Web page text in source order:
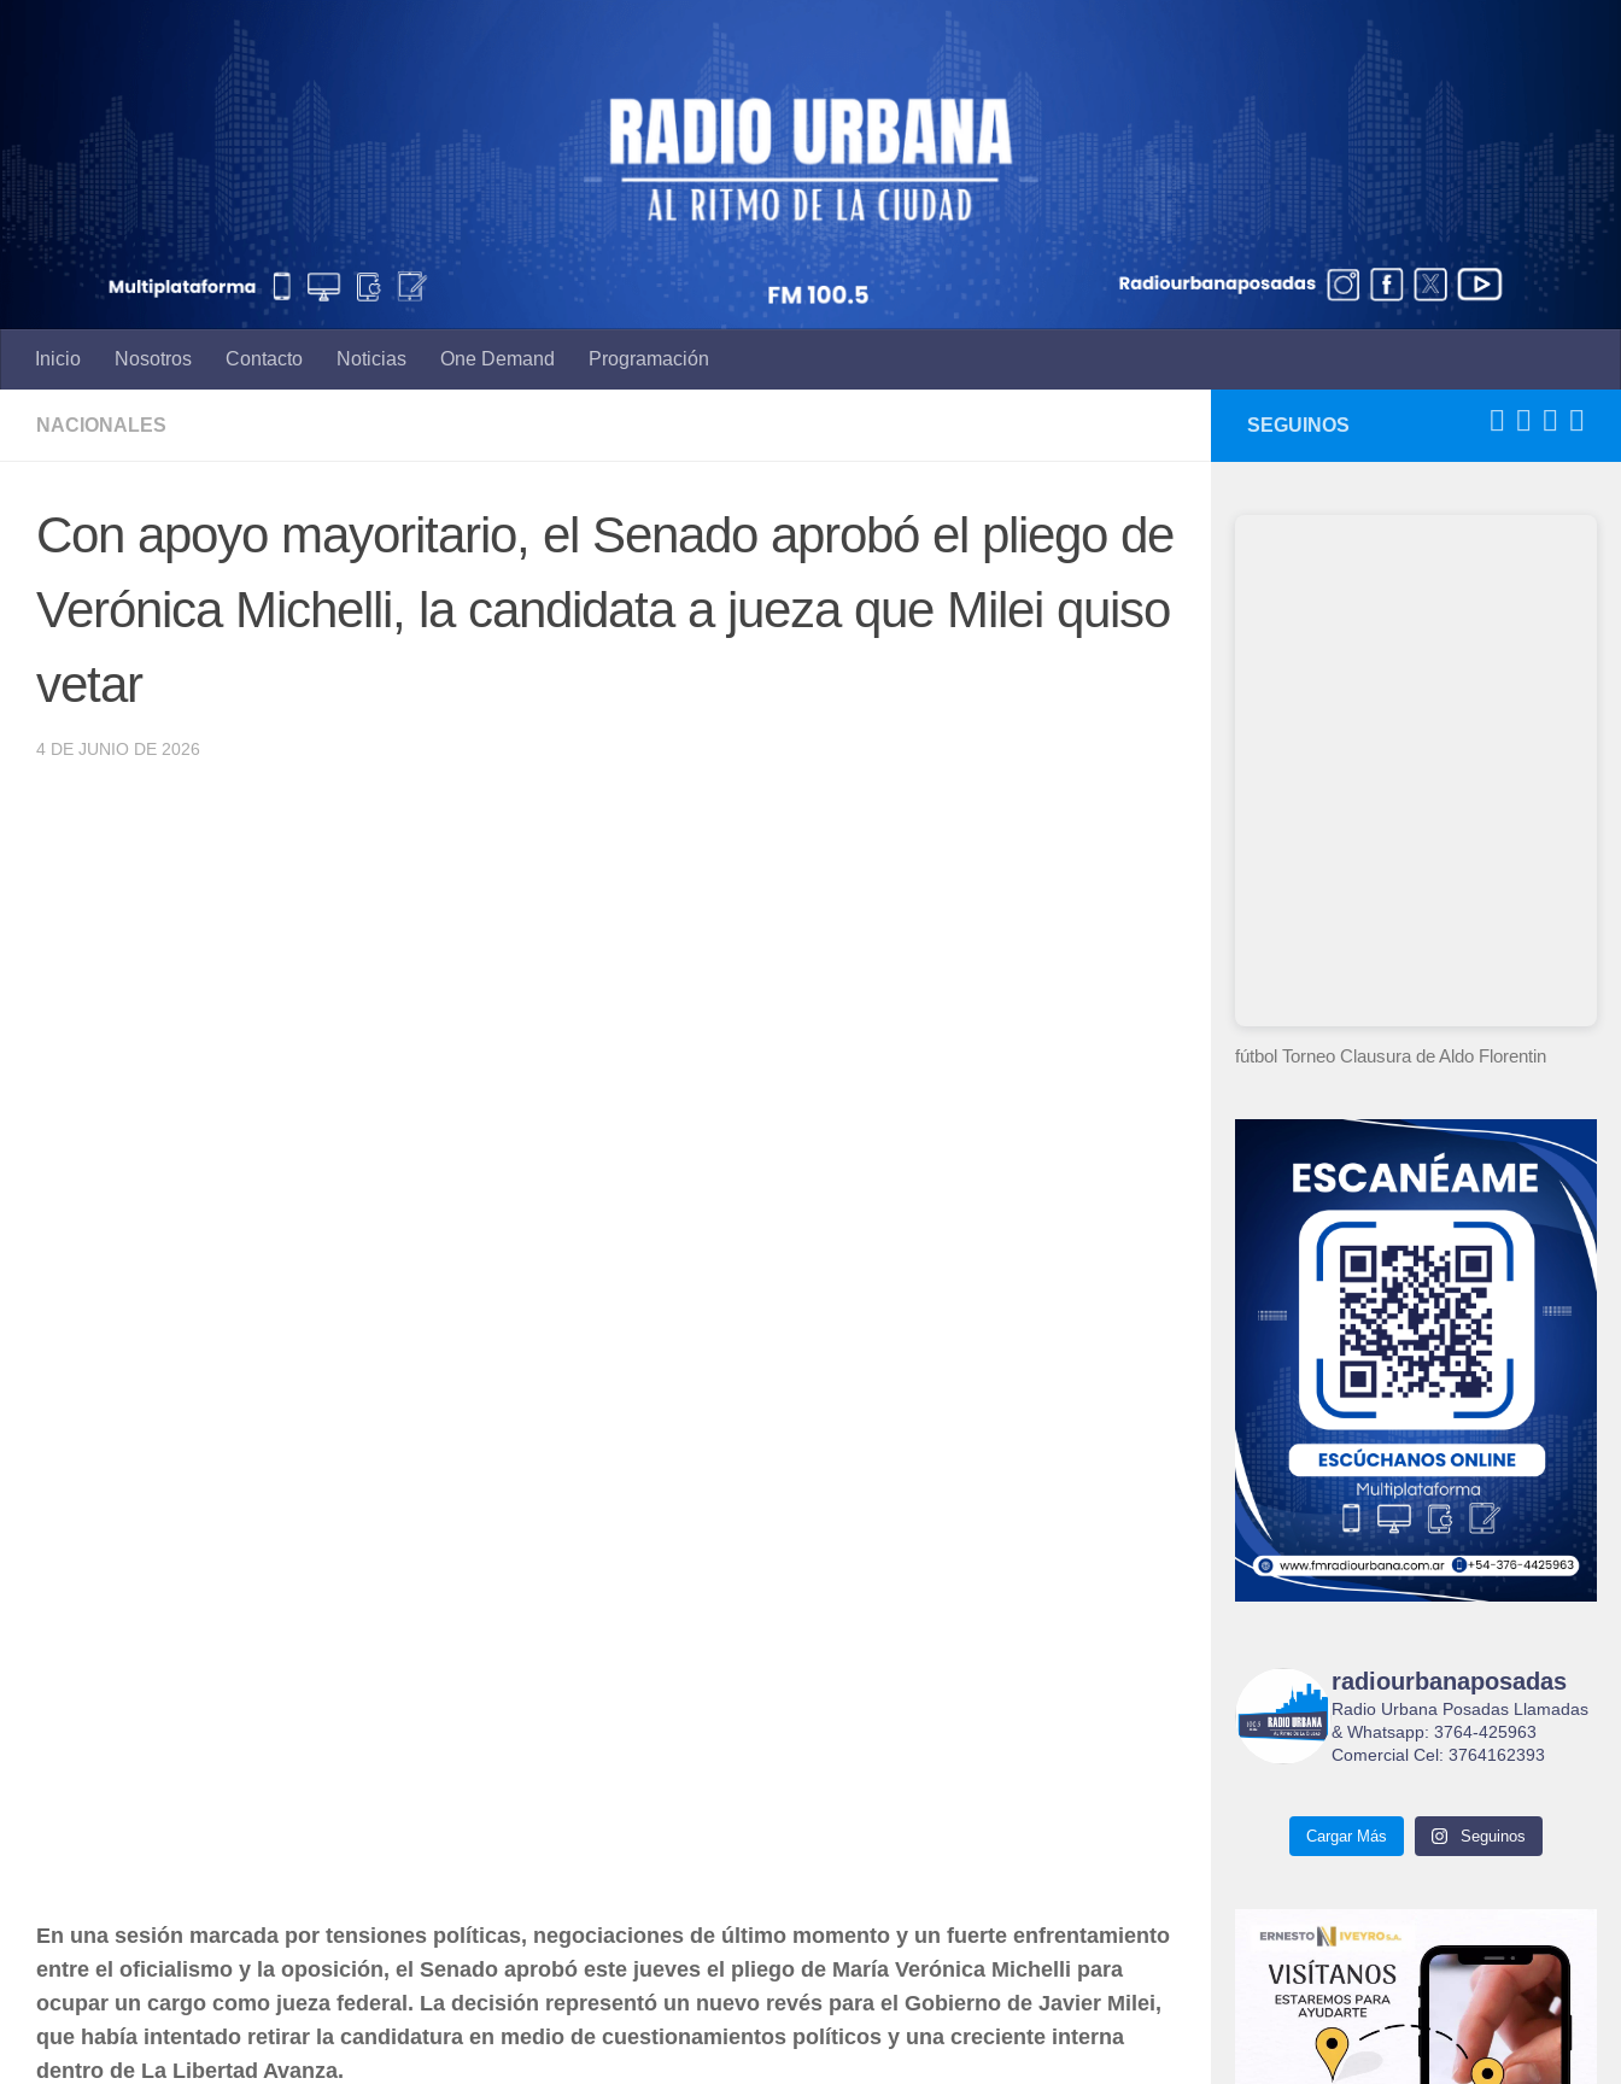
Inicio Nosotros Contacto Noticias One Demand Programación
NACIONALES
Con apoyo mayoritario, el Senado aprobó el pliego de
Verónica Michelli, la candidata a jueza que Milei quiso
vetar
4 DE JUNIO DE 2026
En una sesión marcada por tensiones políticas, negociaciones de último momento y un fuerte enfrentamiento
entre el oficialismo y la oposición, el Senado aprobó este jueves el pliego de María Verónica Michelli para
ocupar un cargo como jueza federal. La decisión representó un nuevo revés para el Gobierno de Javier Milei,
que había intentado retirar la candidatura en medio de cuestionamientos políticos y una creciente interna
dentro de La Libertad Avanza.
SEGUINOS
fútbol Torneo Clausurade Aldo Florentin
radiourbanaposadas
Radio Urbana Posadas Llamadas
& Whatsapp: 3764-425963
Comercial Cel: 3764162393
Cargar Más Seguinos